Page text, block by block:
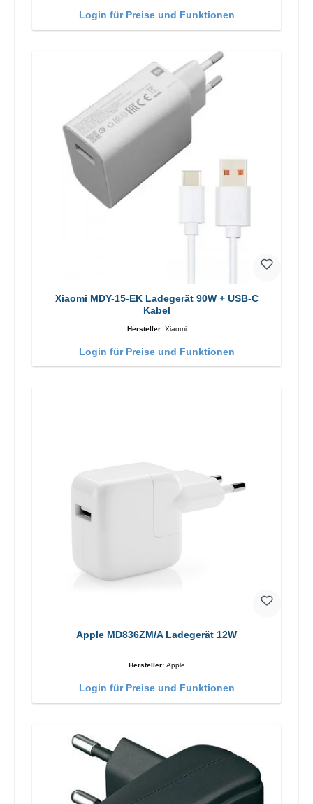
Login für Preise und Funktionen
Xiaomi MDY-15-EK Ladegerät 90W + USB-C
Kabel
Hersteller: Xiaomi
Login für Preise und Funktionen
Apple MD836ZM/A Ladegerät 12W
Hersteller: Apple
Login für Preise und Funktionen